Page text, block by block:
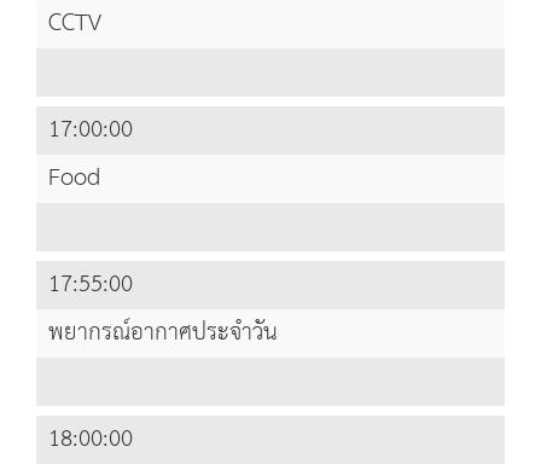
CCTV
17:00:00
Food
17:55:00
พยากรณ์อากาศประจำวัน
18:00:00